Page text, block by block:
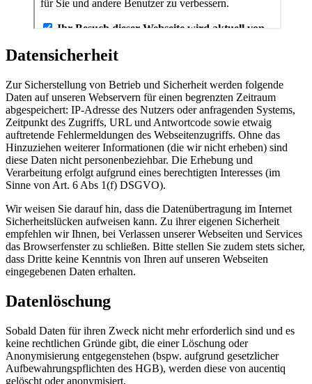
Datensicherheit
Zur Sicherstellung von Betrieb und Sicherheit werden folgende
Daten auf unseren Webservern für einen begrenzten Zeitraum
abgespeichert: IP-Adresse des Nutzers oder anfragenden Systems,
Zeitpunkt des Zugriffs, URL und Antwortcode sowie etwaig
auftretende Fehlermeldungen des Webseitenzugriffs. Ohne das
Hinzuziehen weiterer Informationen (die wir nicht erheben) sind
diese Daten nicht personenbeziehbar. Die Erhebung und
Verarbeitung erfolgt aufgrund eines berechtigten Interesses (im
Sinne von Art. 6 Abs 1(f) DSGVO).
Wir weisen Sie darauf hin, dass die Datenübertragung im Internet
Sicherheitslücken aufweisen kann. Zu ihrer eigenen Sicherheit
empfehlen wir Ihnen, bei Verlassen unserer Webseiten und Services
das Browserfenster zu schließen. Bitte stellen Sie zudem stets sicher,
dass Dritte keine Kenntnis von Ihren auf unseren Webseiten
eingegebenen Daten erhalten.
Datenlöschung
Sobald Daten für ihren Zweck nicht mehr erforderlich sind und es
keine rechtlichen Gründe gibt, die einer Löschung oder
Anonymisierung entgegenstehen (bspw. aufgrund gesetzlicher
Aufbewahrungspflichten des HGB), werden diese von aucentiq
gelöscht oder anonymisiert.